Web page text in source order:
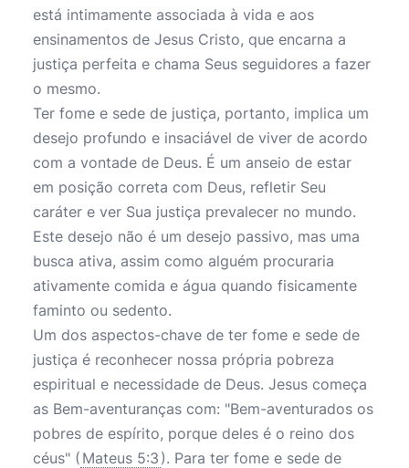
está intimamente associada à vida e aos
ensinamentos de Jesus Cristo, que encarna a
justiça perfeita e chama Seus seguidores a fazer
o mesmo.
Ter fome e sede de justiça, portanto, implica um
desejo profundo e insaciável de viver de acordo
com a vontade de Deus. É um anseio de estar
em posição correta com Deus, refletir Seu
caráter e ver Sua justiça prevalecer no mundo.
Este desejo não é um desejo passivo, mas uma
busca ativa, assim como alguém procuraria
ativamente comida e água quando fisicamente
faminto ou sedento.
Um dos aspectos-chave de ter fome e sede de
justiça é reconhecer nossa própria pobreza
espiritual e necessidade de Deus. Jesus começa
as Bem-aventuranças com: "Bem-aventurados os
pobres de espírito, porque deles é o reino dos
céus" ( Mateus 5:3 ). Para ter fome e sede de